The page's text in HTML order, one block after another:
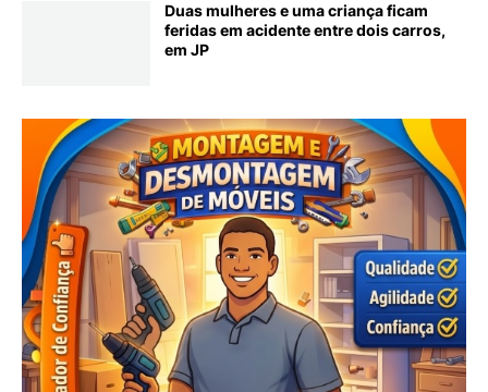
Duas mulheres e uma criança ficam
feridas em acidente entre dois carros,
em JP